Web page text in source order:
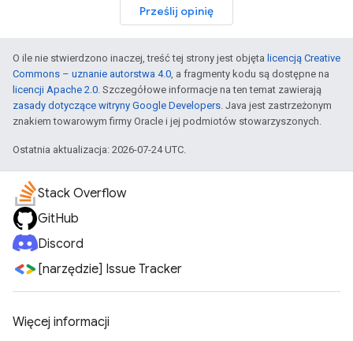
Prześlij opinię
O ile nie stwierdzono inaczej, treść tej strony jest objęta licencją Creative
Commons – uznanie autorstwa 4.0 , a fragmenty kodu są dostępne na
licencji Apache 2.0 . Szczegółowe informacje na ten temat zawierają
zasady dotyczące witryny Google Developers . Java jest zastrzeżonym
znakiem towarowym firmy Oracle i jej podmiotów stowarzyszonych.
Ostatnia aktualizacja: 2026-07-24 UTC.
Stack Overflow
GitHub
Discord
[narzędzie] Issue Tracker
Więcej informacji